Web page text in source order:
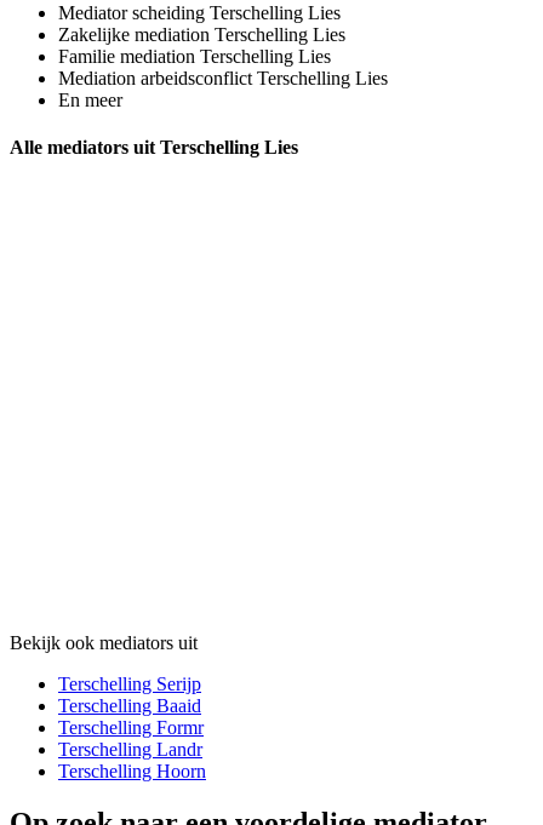
Mediator scheiding Terschelling Lies
Zakelijke mediation Terschelling Lies
Familie mediation Terschelling Lies
Mediation arbeidsconflict Terschelling Lies
En meer
Alle mediators uit Terschelling Lies
Bekijk ook mediators uit
Terschelling Serijp
Terschelling Baaid
Terschelling Formr
Terschelling Landr
Terschelling Hoorn